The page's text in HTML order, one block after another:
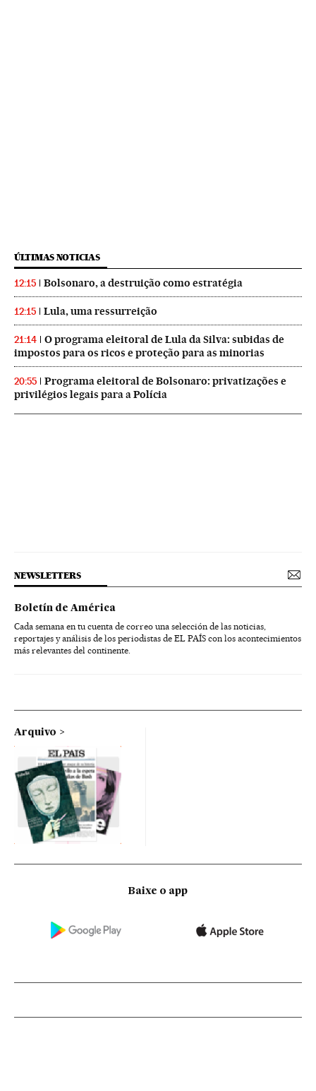
ÚLTIMAS NOTICIAS
12:15 Bolsonaro, a destruição como estratégia
12:15 Lula, uma ressurreição
21:14
O programa eleitoral de Lula da Silva: subidas de
impostos para os ricos e proteção para as minorias
20:55
Programa eleitoral de Bolsonaro: privatizações e
privilégios legais para a Polícia
NEWSLETTERS
Boletín de América
Cada semana en tu cuenta de correo una selección de las noticias,
reportajes y análisis de los periodistas de EL PAÍS con los acontecimientos
más relevantes del continente.
Arquivo
Baixe o app